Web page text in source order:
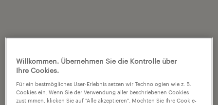
Willkommen. Übernehmen Sie die Kontrolle über
Ihre Cookies.
Für ein bestmögliches User-Erlebnis setzen wir Technologien wie z. B.
Cookies ein. Wenn Sie der Verwendung aller beschriebenen Cookies
zustimmen, klicken Sie auf "Alle akzeptieren". Möchten Sie Ihre Cookie-